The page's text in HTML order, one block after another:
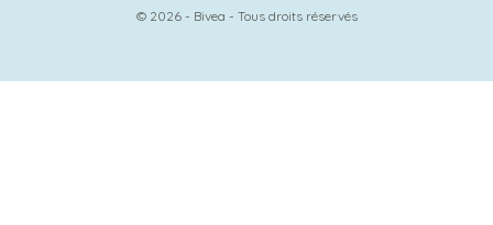
© 2026 - Bivea - Tous droits réservés